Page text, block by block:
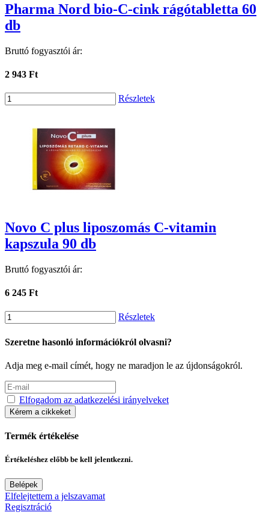
Pharma Nord bio-C-cink rágótabletta 60
db
Bruttó fogyasztói ár:
2 943 Ft
Részletek
Novo C plus liposzomás C-vitamin
kapszula 90 db
Bruttó fogyasztói ár:
6 245 Ft
Részletek
Szeretne hasonló információkról olvasni?
Adja meg e-mail címét, hogy ne maradjon le az újdonságokról.
Elfogadom az adatkezelési irányelveket
Kérem a cikkeket
Termék értékelése
Értékeléshez előbb be kell jelentkezni.
Belépek
Elfelejtettem a jelszavamat
Regisztráció